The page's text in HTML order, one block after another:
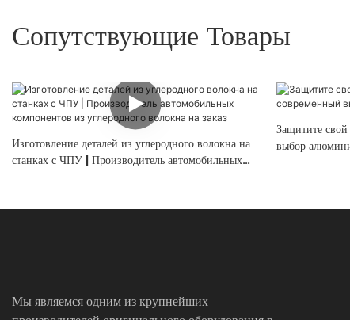
Сопутствующие Товары
Изготовление деталей из углеродного волокна на
станках с ЧПУ | Производитель автомобильных
Защитите
выбор
Мы являемся одним из крупнейших